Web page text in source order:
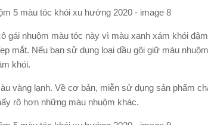
nhuộm màu tóc này vì màu xanh xám khói
mắt. Nếu bạn sử dụng loại dầu gội giữ màu
khói.
vàng lạnh. Về cơ bản, miễn sử dụng sản phẩm
rõ hơn những màu nhuộm khác.